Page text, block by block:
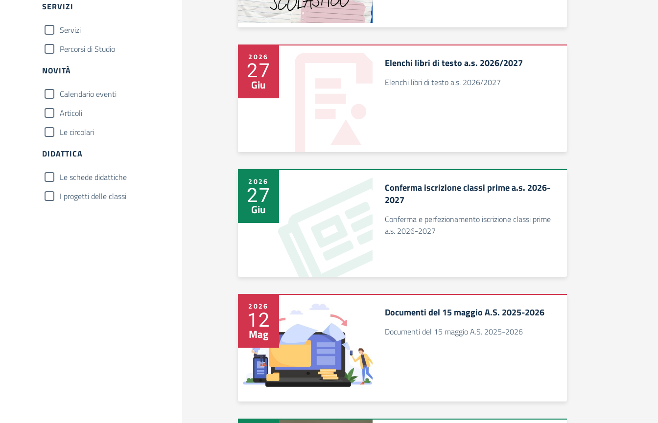
SERVIZI
Servizi
Percorsi di Studio
NOVITÀ
Calendario eventi
Articoli
Le circolari
DIDATTICA
Le schede didattiche
I progetti delle classi
2026
27
Giu
Elenchi libri di testo a.s. 2026/2027
Elenchi libri di testo a.s. 2026/2027
2026
27
Giu
Conferma iscrizione classi prime a.s. 2026-
2027
Conferma e perfezionamento iscrizione classi prime
a.s. 2026-2027
2026
12
Mag
Documenti del 15 maggio A.S. 2025-2026
Documenti del 15 maggio A.S. 2025-2026